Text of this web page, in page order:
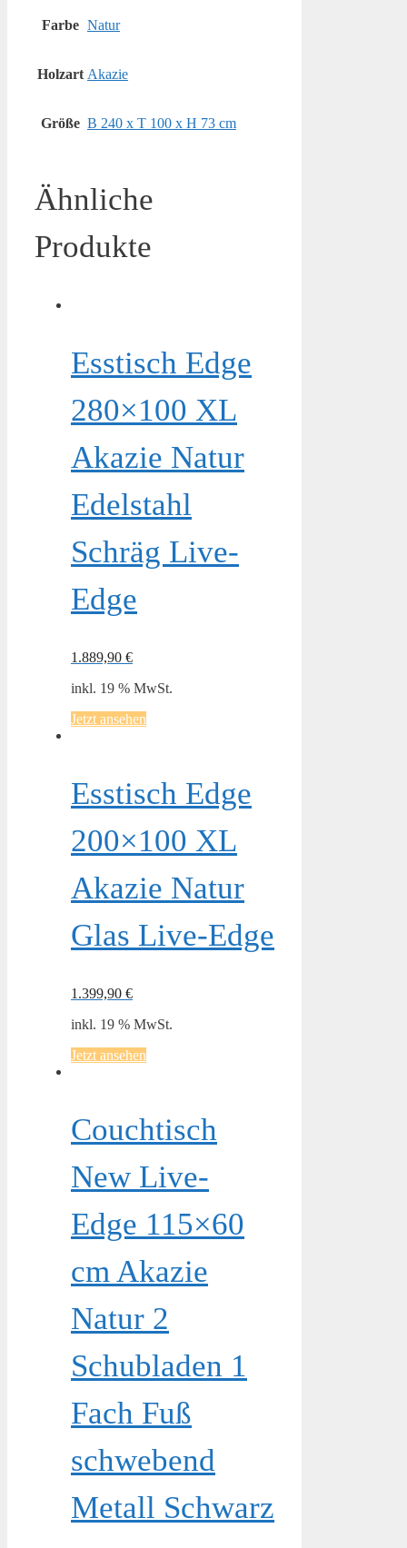
Farbe Natur
Holzart Akazie
Größe B 240 x T 100 x H 73 cm
Ähnliche
Produkte
Esstisch Edge
280×100 XL
Akazie Natur
Edelstahl
Schräg Live-
Edge
1.889,90 €
inkl. 19 % MwSt.
Jetzt ansehen
Esstisch Edge
200×100 XL
Akazie Natur
Glas Live-Edge
1.399,90 €
inkl. 19 % MwSt.
Jetzt ansehen
Couchtisch
New Live-
Edge 115×60
cm Akazie
Natur 2
Schubladen 1
Fach Fuß
schwebend
Metall Schwarz